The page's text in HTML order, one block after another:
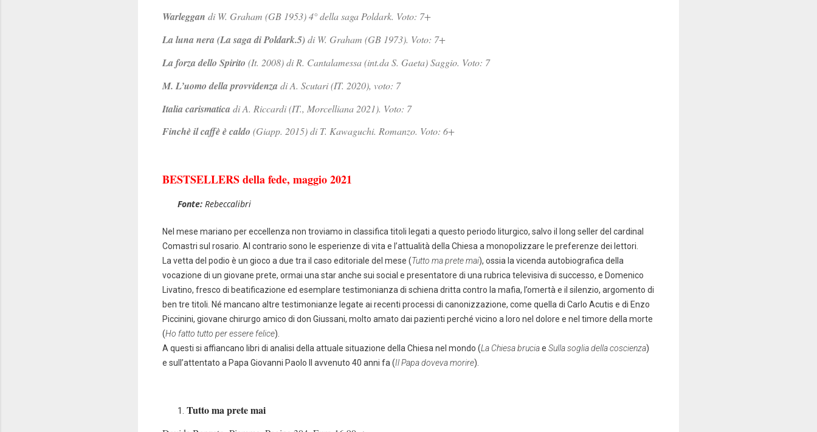
Warleggan di W. Graham (GB 1953) 4° della saga Poldark. Voto: 7+
La luna nera (La saga di Poldark.5)di W. Graham (GB 1973). Voto: 7+
La forza dello Spirito (It. 2008) di R. Cantalamessa (int.da S. Gaeta) Saggio. Voto: 7
M. L’uomo della provvidenza di A. Scutari (IT. 2020), voto: 7
Italia carismatica di A. Riccardi (IT., Morcelliana 2021). Voto: 7
Finchè il caffè è caldo (Giapp. 2015) di T. Kawaguchi. Romanzo. Voto: 6+
BESTSELLERS della fede, maggio 2021
Fonte: Rebeccalibri
Nel mese mariano per eccellenza non troviamo in classifica titoli legati a questo periodo liturgico, salvo il long seller del cardinal
Comastri sul rosario. Al contrario sono le esperienze di vita e l’attualità della Chiesa a monopolizzare le preferenze dei lettori.
La vetta del podio è un gioco a due tra il caso editoriale del mese (Tutto ma prete mai), ossia la vicenda autobiografica della
vocazione di un giovane prete, ormai una star anche sui social e presentatore di una rubrica televisiva di successo, e Domenico
Livatino, fresco di beatificazione ed esemplare testimonianza di schiena dritta contro la mafia, l’omertà e il silenzio, argomento di
ben tre titoli. Né mancano altre testimonianze legate ai recenti processi di canonizzazione, come quella di Carlo Acutis e di Enzo
Piccinini, giovane chirurgo amico di don Giussani, molto amato dai pazienti perché vicino a loro nel dolore e nel timore della morte
(Ho fatto tutto per essere felice).
A questi si affiancano libri di analisi della attuale situazione della Chiesa nel mondo (La Chiesa bruciae Sulla soglia della coscienza)
e sull’attentato a Papa Giovanni Paolo II avvenuto 40 anni fa (Il Papa doveva morire).
Tutto ma prete mai